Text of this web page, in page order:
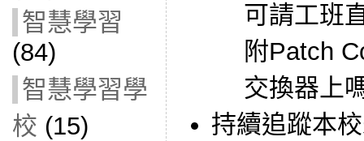
智慧學習
(84)
智慧學習學
校 (15)
可請工班
附Patch
交換器上
持續追蹤本